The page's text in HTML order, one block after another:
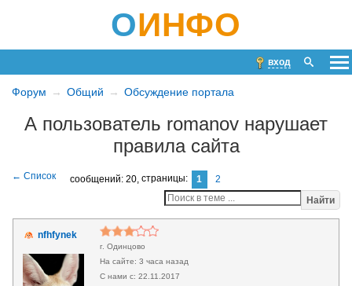
ОИНФО
вход
Форум Общий Обсуждение портала
А пользователь romanov нарушает
правила сайта
сообщений: 20, страницы: 1
2
Найти
nfhfynek
г. Одинцово
3 часа назад
22.11.2017